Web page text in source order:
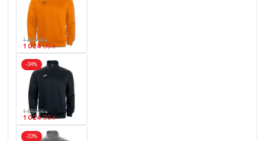
1 554.00 ₴
1 024.00 ₴
-34%
1 554.00 ₴
1 024.00 ₴
-33%